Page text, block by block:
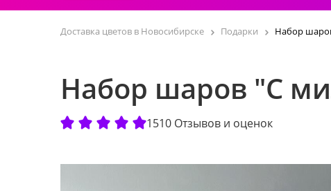
Доставка цветов в Новосибирске Подарки Набор
Набор шаров "С
1510 Отзывов и оценок